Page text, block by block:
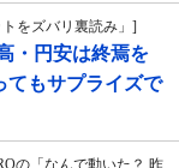
をズバリ裏読み」]
・円安は終焉を
てもサプライズで